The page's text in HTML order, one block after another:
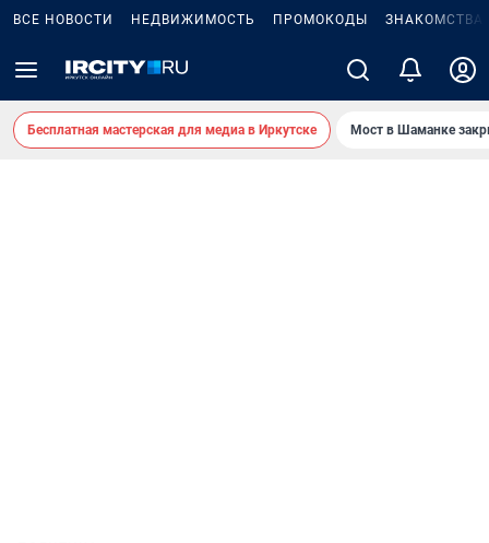
ВСЕ НОВОСТИ НЕДВИЖИМОСТЬ ПРОМОКОДЫ ЗНАКОМСТВА
Бесплатная мастерская для медиа в Иркутске Мост в Шаманке